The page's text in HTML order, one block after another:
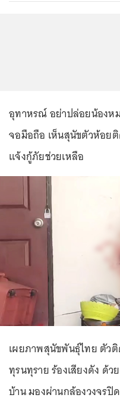
อุทาหรณ์ อย่าปล่อยน้องห
จอมือถือ เห็นสุนัขตัวห้อย
แจ้งกู้ภัยช่วยเหลือ
เผยภาพสุนัขพันธุ์ไทย ตัว
ทุรนทุราย ร้องเสียงดัง ด้
บ้าน มองผ่านกล้องวงจร